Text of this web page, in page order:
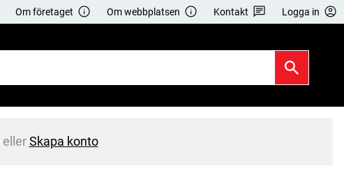
Om företaget Om webbplatsen Kontakt Logga in
ellerSkapa konto